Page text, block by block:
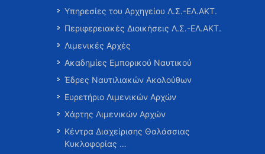
Υπηρεσίες του Αρχηγείου Λ.Σ.-ΕΛ.ΑΚΤ.
Περιφερειακές Διοικήσεις Λ.Σ.-ΕΛ.ΑΚΤ.
Λιμενικές Αρχές
Ακαδημίες Εμπορικού Ναυτικού
Έδρες Ναυτιλιακών Ακολούθων
Ευρετήριο Λιμενικών Αρχών
Χάρτης Λιμενικών Αρχών
Κέντρα Διαχείρισης Θαλάσσιας
Κυκλοφορίας …